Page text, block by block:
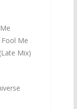
Fool Me
Mix)